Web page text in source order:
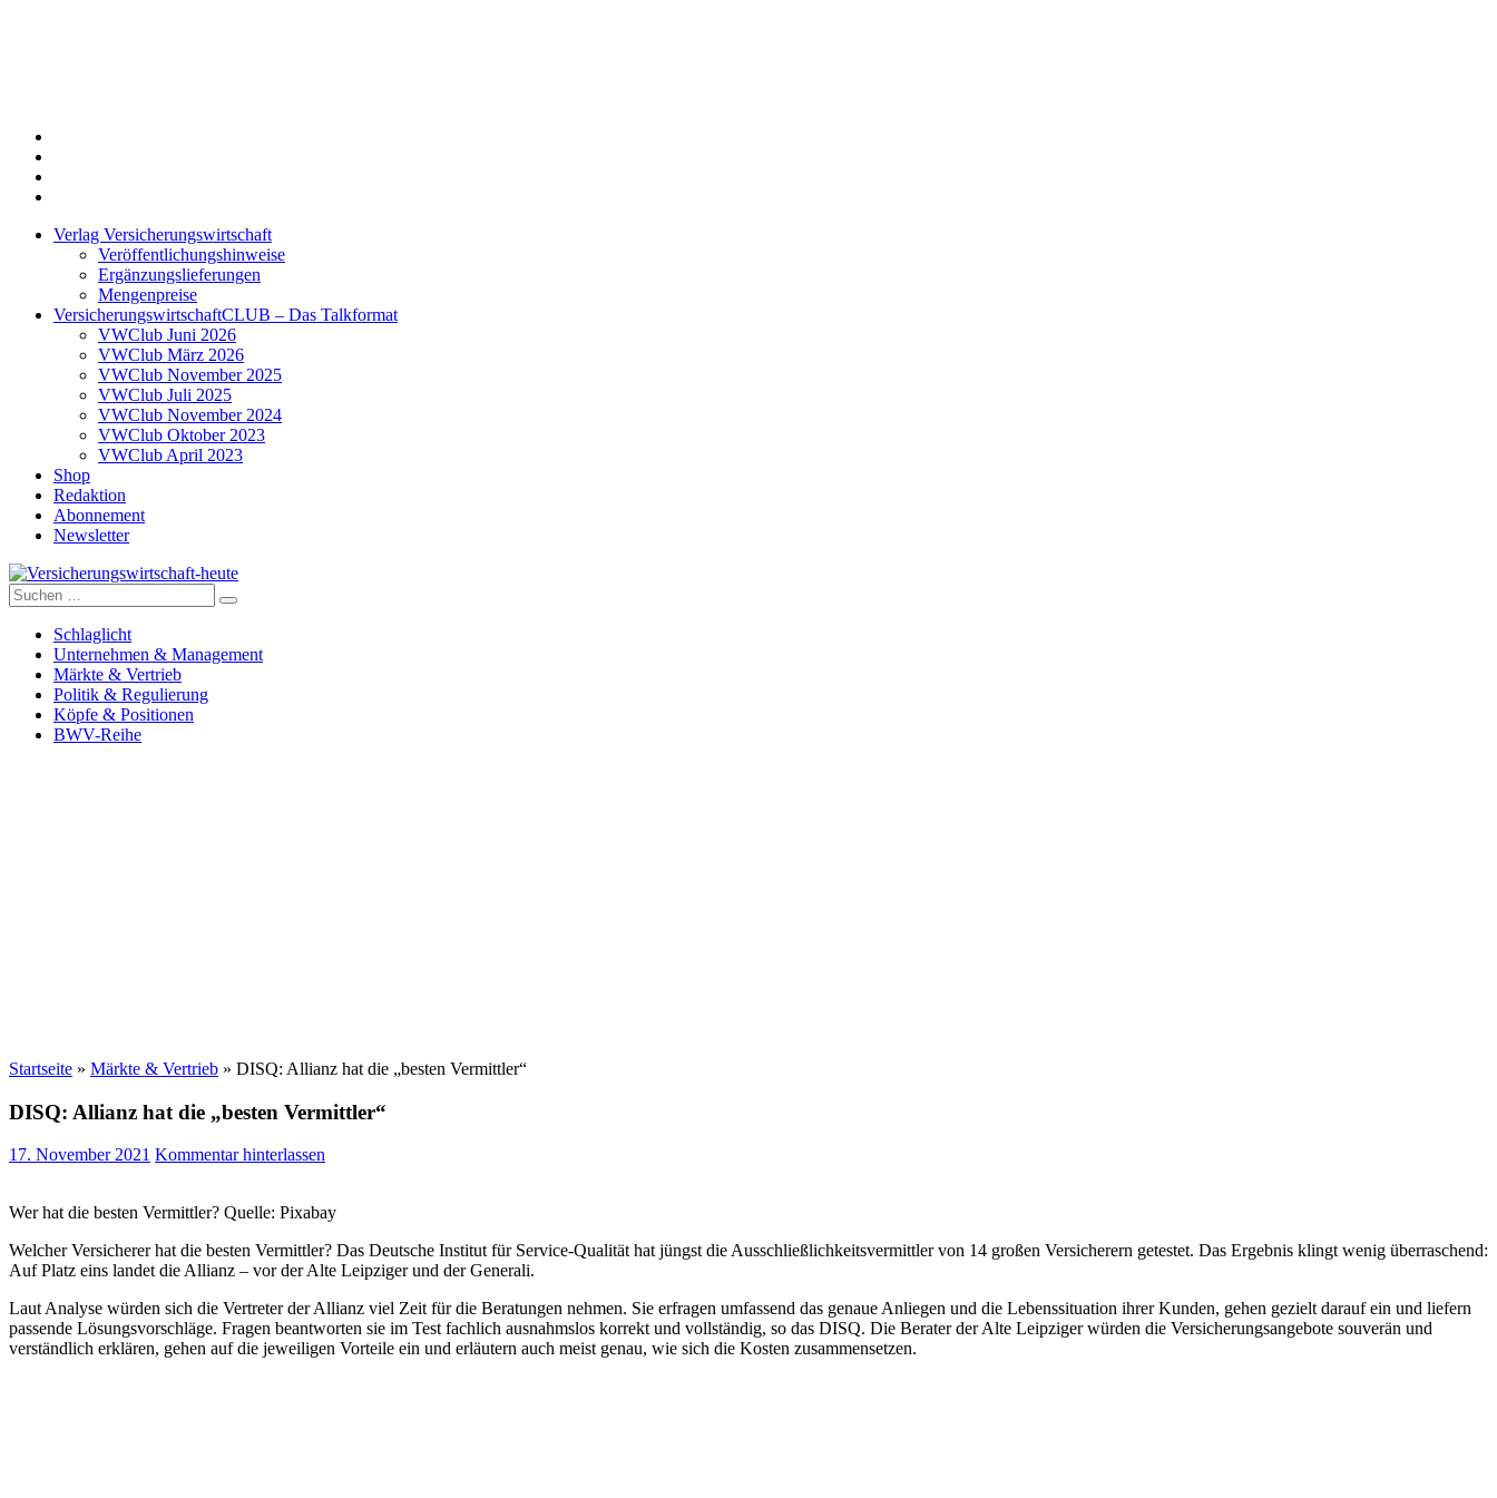
Verlag Versicherungswirtschaft
Veröffentlichungshinweise
Ergänzungslieferungen
Mengenpreise
VersicherungswirtschaftCLUB – Das Talkformat
VWClub Juni 2026
VWClub März 2026
VWClub November 2025
VWClub Juli 2025
VWClub November 2024
VWClub Oktober 2023
VWClub April 2023
Shop
Redaktion
Abonnement
Newsletter
Versicherungswirtschaft-heute
Suche
nach:
Schlaglicht
Unternehmen & Management
Märkte & Vertrieb
Politik & Regulierung
Köpfe & Positionen
BWV-Reihe
Startseite » Märkte & Vertrieb » DISQ: Allianz hat die „besten Vermittler“
DISQ: Allianz hat die „besten Vermittler“
17. November 2021 Kommentar hinterlassen
Wer hat die besten Vermittler? Quelle: Pixabay
Welcher Versicherer hat die besten Vermittler? Das Deutsche Institut für Service-Qualität hat jüngst die Ausschließlichkeitsvermittler von 14 großen Versicherern getestet. Das Ergebnis klingt wenig überraschend:
Auf Platz eins landet die Allianz – vor der Alte Leipziger und der Generali.
Laut Analyse würden sich die Vertreter der Allianz viel Zeit für die Beratungen nehmen. Sie erfragen umfassend das genaue Anliegen und die Lebenssituation ihrer Kunden, gehen gezielt darauf ein und liefern
passende Lösungsvorschläge. Fragen beantworten sie im Test fachlich ausnahmslos korrekt und vollständig, so das DISQ. Die Berater der Alte Leipziger würden die Versicherungsangebote souverän und
verständlich erklären, gehen auf die jeweiligen Vorteile ein und erläutern auch meist genau, wie sich die Kosten zusammensetzen.